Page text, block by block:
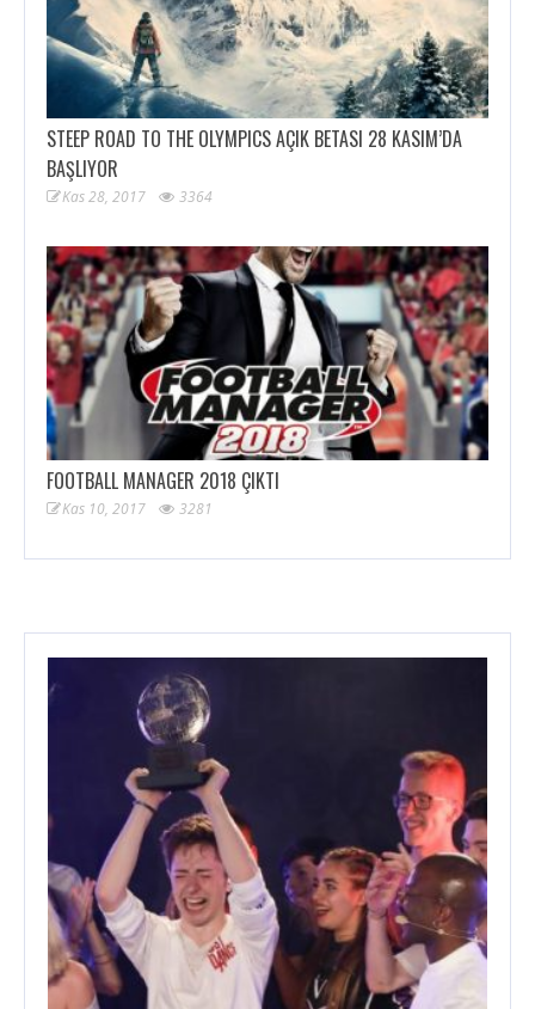
STEEP ROAD TO THE OLYMPICS AÇIK BETASI 28 KASIM’DA
BAŞLIYOR
Kas 28, 2017 3364
FOOTBALL MANAGER 2018 ÇIKTI
Kas 10, 2017 3281